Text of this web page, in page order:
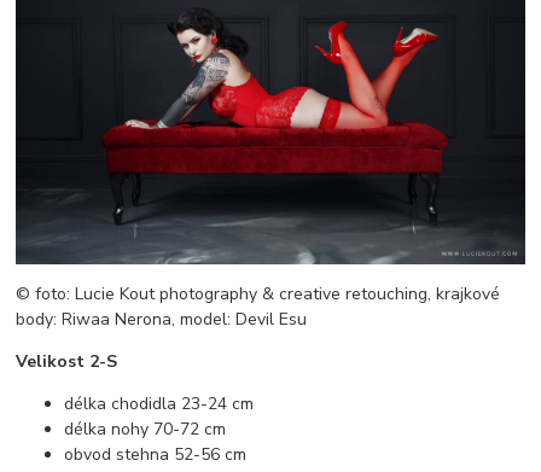
© foto: Lucie Kout photography & creative retouching, krajkové
body: Riwaa Nerona, model: Devil Esu
Velikost 2-S
délka chodidla 23-24 cm
délka nohy 70-72 cm
obvod stehna 52-56 cm